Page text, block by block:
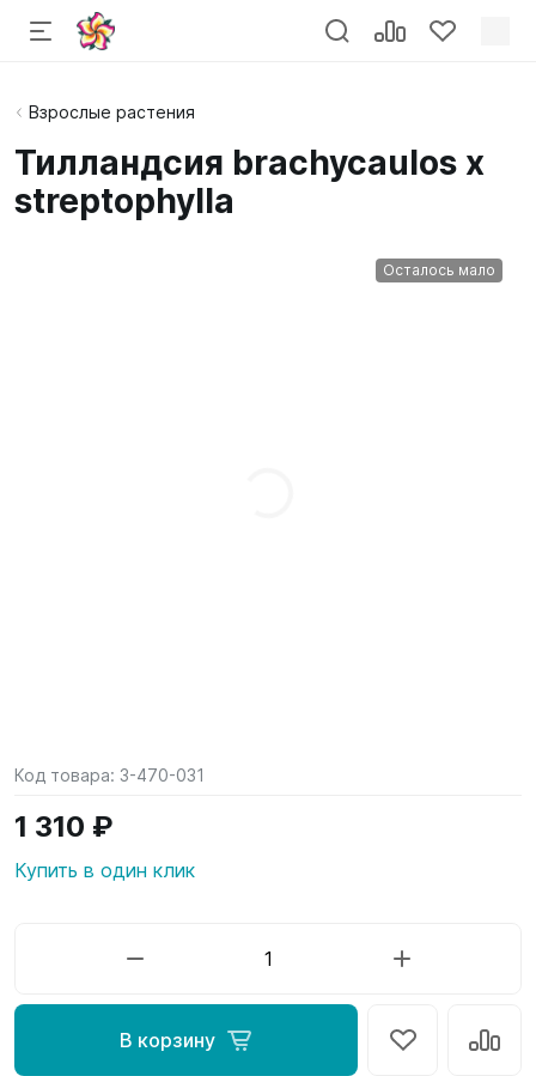
Взрослые растения
Тилландсия brachycaulos x
streptophylla
Осталось мало
Код товара: 3-470-031
1 310 ₽
Купить в один клик
В корзину